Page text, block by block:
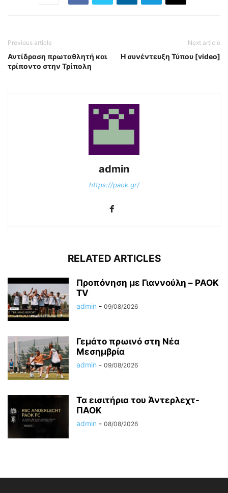
Previous article
Αντίδραση πρωταθλητή και
τρίποντο στην Τρίπολη
Next article
Η συνέντευξη Τύπου [video]
admin
https://paok.gr/
RELATED ARTICLES
Προπόνηση με Γιαννούλη – PAOK
TV
admin - 09/08/2026
Γεμάτο πρωινό στη Νέα
Μεσημβρία
admin - 09/08/2026
Τα εισιτήρια του Άντερλεχτ-
ΠΑΟΚ
admin - 08/08/2026